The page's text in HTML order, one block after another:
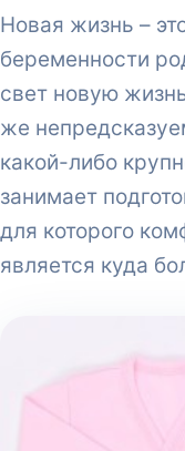
Новая жизнь –
беременности
свет новую
же
какой-либо
занимает
для которого
является куда